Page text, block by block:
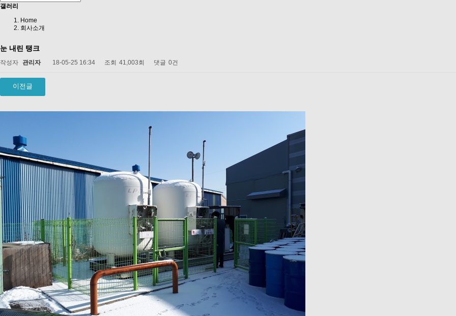
갤러리
Home
회사소개
눈 내린 탱크
작성자 관리자 18-05-25 16:34 조회 41,003회 댓글 0건
이전글